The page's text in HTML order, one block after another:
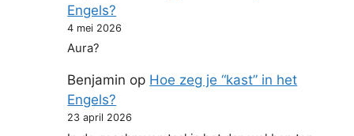
Engels?
4 mei 2026
Aura?
Benjamin op Hoe zeg je “kast” in het
Engels?
23 april 2026